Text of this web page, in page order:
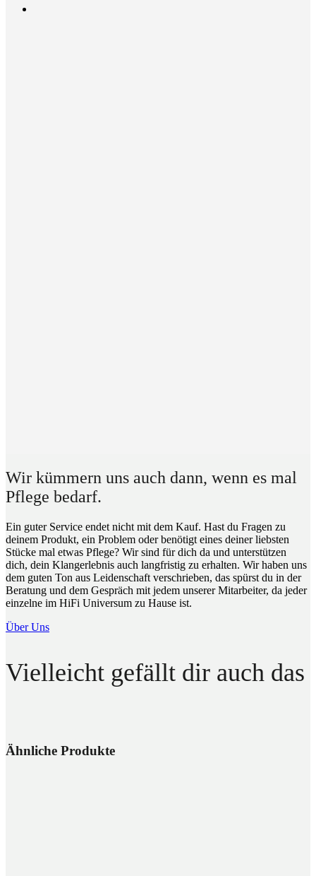
Wir kümmern uns auch dann, wenn es mal
Pflege bedarf.
Ein guter Service endet nicht mit dem Kauf. Hast du Fragen zu
deinem Produkt, ein Problem oder benötigt eines deiner liebsten
Stücke mal etwas Pflege? Wir sind für dich da und unterstützen
dich, dein Klangerlebnis auch langfristig zu erhalten. Wir haben uns
dem guten Ton aus Leidenschaft verschrieben, das spürst du in der
Beratung und dem Gespräch mit jedem unserer Mitarbeiter, da jeder
einzelne im HiFi Universum zu Hause ist.
Über Uns
Vielleicht gefällt dir auch das
Ähnliche Produkte